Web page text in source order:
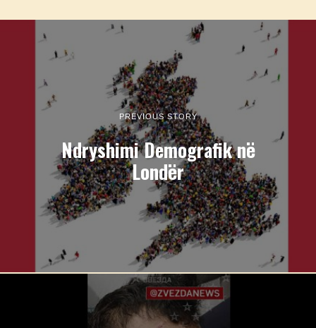
PREVIOUS STORY
Ndryshimi Demografik në
Londër